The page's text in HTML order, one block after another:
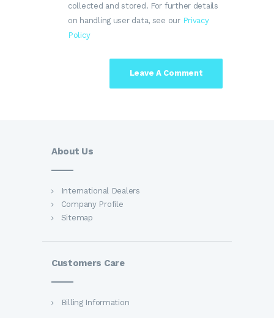
collected and stored. For further details
on handling user data, see our Privacy
Policy
About Us
International Dealers
Company Profile
Sitemap
Customers Care
Billing Information